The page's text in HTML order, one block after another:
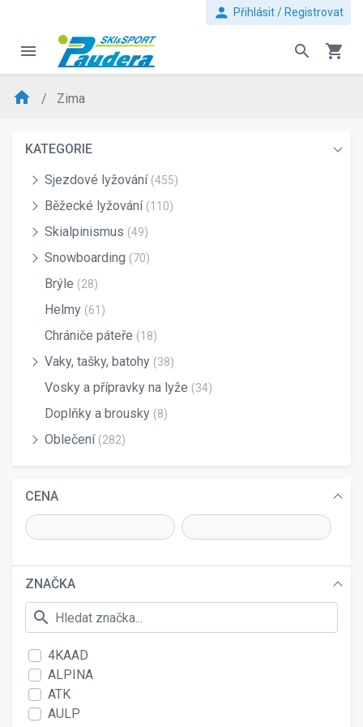
person Přihlásit / Registrovat
menu search shopping_cart
home Zima
KATEGORIE
Sjezdové lyžování (455)
Běžecké lyžování (110)
Skialpinismus (49)
Snowboarding (70)
Brýle (28)
Helmy (61)
Chrániče páteře (18)
Vaky, tašky, batohy (38)
Vosky a přípravky na lyže (34)
Doplňky a brousky (8)
Oblečení (282)
CENA
ZNAČKA
search
4KAAD
ALPINA
ATK
AULP